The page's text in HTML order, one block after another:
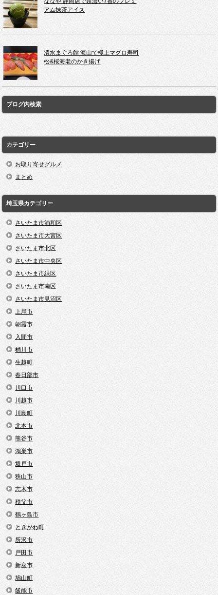
アム抹茶アイス
清水まぐろ館 海山で極上マグロ寿司
松&桜海老のかき揚げ
ブログ内検索
カテゴリー
お取り寄せグルメ
まとめ
埼玉県カテゴリー
さいたま市浦和区
さいたま市大宮区
さいたま市北区
さいたま市中央区
さいたま市緑区
さいたま市南区
さいたま市見沼区
上尾市
朝霞市
入間市
桶川市
生越町
春日部市
川口市
川越市
川島町
北本市
熊谷市
鴻巣市
坂戸市
狭山市
志木市
秩父市
鶴ヶ島市
ときがわ町
所沢市
戸田市
新座市
鳩山町
飯能市